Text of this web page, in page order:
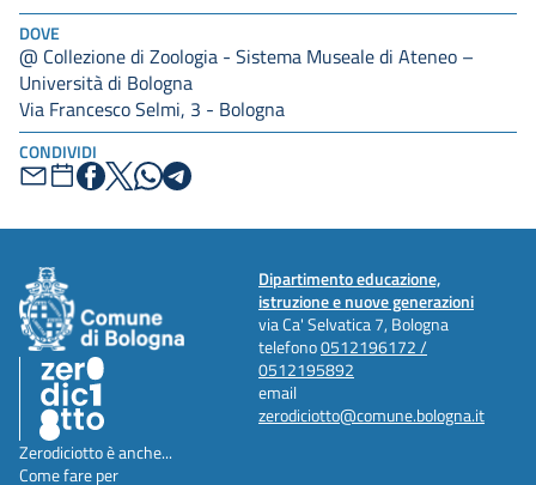
DOVE
@ Collezione di Zoologia - Sistema Museale di Ateneo –
Università di Bologna
Via Francesco Selmi, 3 - Bologna
CONDIVIDI
Dipartimento educazione,
istruzione e nuove generazioni
via Ca' Selvatica 7, Bologna
telefono0512196172 /
0512195892
email
zerodiciotto@comune.bologna.it
Zerodiciotto è anche...
Come fare per